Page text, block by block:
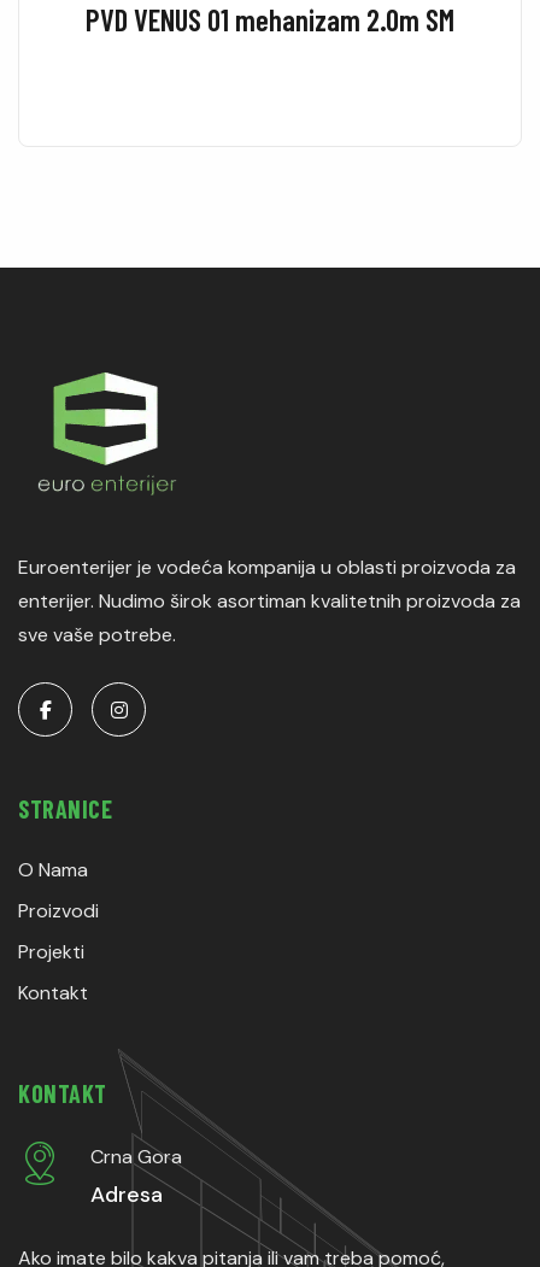
PVD VENUS 01 mehanizam 2.0m SM
Euroenterijer je vodeća kompanija u oblasti proizvoda za
enterijer. Nudimo širok asortiman kvalitetnih proizvoda za
sve vaše potrebe.
STRANICE
O Nama
Proizvodi
Projekti
Kontakt
KONTAKT
Crna Gora
Adresa
Ako imate bilo kakva pitanja ili vam treba pomoć,